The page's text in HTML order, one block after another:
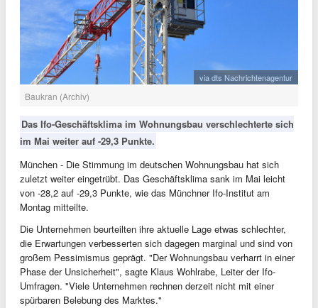
via dts Nachrichtenagentur
Baukran (Archiv)
Das Ifo-Geschäftsklima im Wohnungsbau verschlechterte sich
im Mai weiter auf -29,3 Punkte.
München - Die Stimmung im deutschen Wohnungsbau hat sich
zuletzt weiter eingetrübt. Das Geschäftsklima sank im Mai leicht
von -28,2 auf -29,3 Punkte, wie das Münchner Ifo-Institut am
Montag mitteilte.
Die Unternehmen beurteilten ihre aktuelle Lage etwas schlechter,
die Erwartungen verbesserten sich dagegen marginal und sind von
großem Pessimismus geprägt. "Der Wohnungsbau verharrt in einer
Phase der Unsicherheit", sagte Klaus Wohlrabe, Leiter der Ifo-
Umfragen. "Viele Unternehmen rechnen derzeit nicht mit einer
spürbaren Belebung des Marktes."